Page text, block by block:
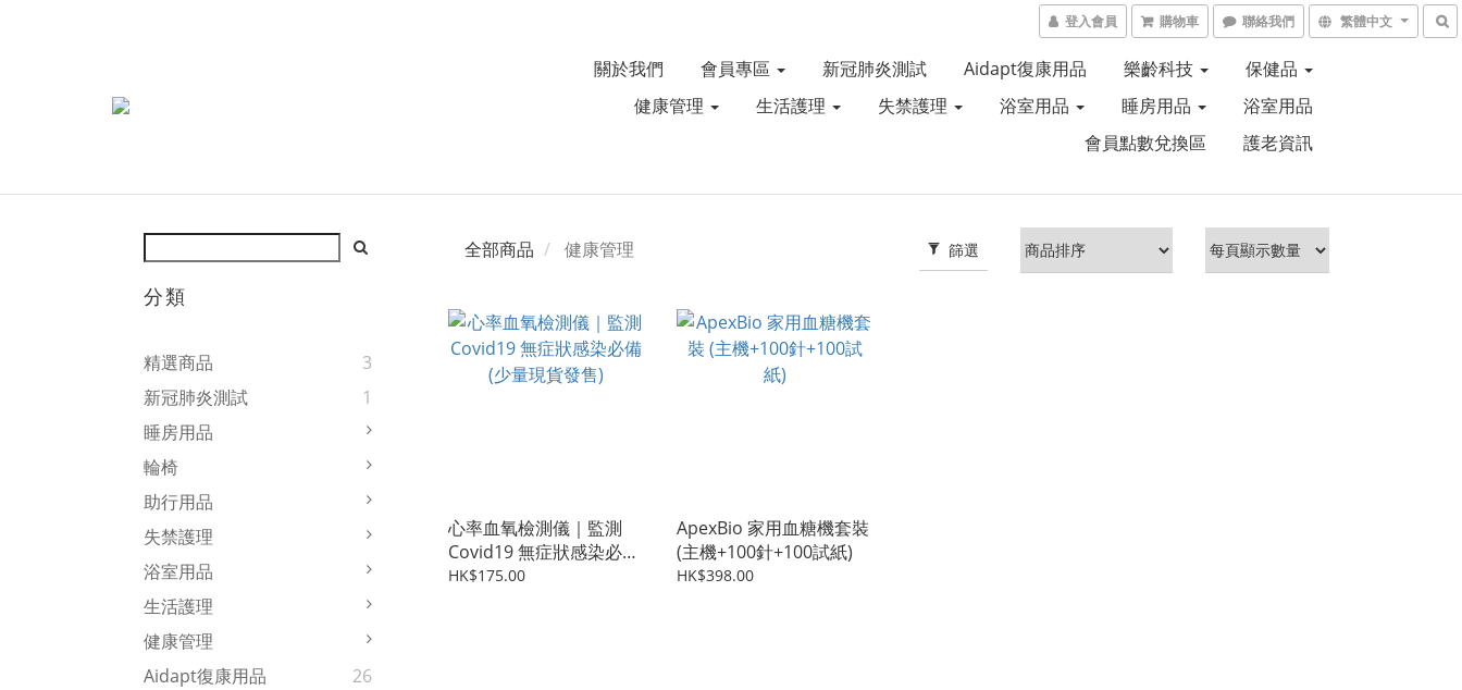
登入會員 購物車 聯絡我們 繁體中文
關於我們 會員專區 新冠肺炎測試 Aidapt復康用品 樂齡科技
保健品
健康管理
生活護理 失禁護理 浴室用品 睡房用品
浴室用品
會員點數兌換區
護老資訊
分類
精選商品
3
新冠肺炎測試
1
睡房用品
輪椅
助行用品
失禁護理
浴室用品
生活護理
健康管理
Aidapt復康用品
26
篩選
全部商品 健康管理
心率血氧檢測儀｜監測
Covid19 無症狀感染必備
(少量現貨發售)
HK$175.00
ApexBio 家用血糖機套裝
(主機+100針+100試紙)
HK$398.00